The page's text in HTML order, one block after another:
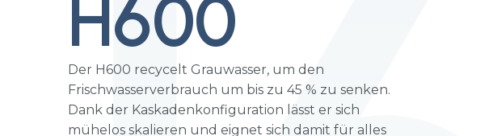
H600
Der H600 recycelt Grauwasser, um den
Frischwasserverbrauch um bis zu 45 % zu senken.
Dank der Kaskadenkonfiguration lässt er sich
mühelos skalieren und eignet sich damit für alles